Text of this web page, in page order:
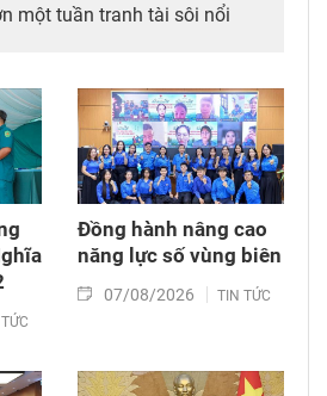
một tuần tranh tài sôi nổi
Đồng hành nâng cao
năng lực số vùng biên
07/08/2026 TIN TỨC